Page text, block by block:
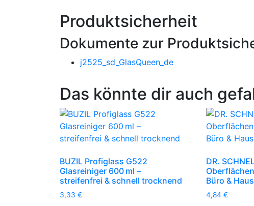
Produktsicherheit
Dokumente zur
j2525_sd_GlasQueen_de
Das könnte dir auch
BUZIL Profiglass G522
Glasreiniger 600 ml –
streifenfrei & schnell trocknend
3,33 €
DR.
Büro &
4,84 €